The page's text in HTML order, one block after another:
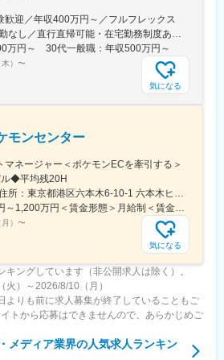
歓迎／年収400万円～／フルフレックス
【本社勤務／基本転勤なし／直行直帰可能・在宅勤務制度あり】東京都品川区西五反田3丁目5番8号 JR目黒MARCビル12階（都営浅草線・JR山手線「五反田駅」より徒歩10分）※宿泊を伴う出張が発生する場合があります
万円～ 30代一般職：年収500万円～
） 〜
気になる
モンセンター
マネージャー＜ポケモンECを牽引する＞
ル◆平均残20H
＜勤務地詳細＞本社住所：東京都港区六本木6-10-1 六本木ヒルズ森タワー47F受動喫煙対策：屋内全面禁煙変更の範囲：会社の定める事業所（リモートワーク含む）
＜予定年収＞800万円～1,200万円＜賃金形態＞月給制＜賃金内訳＞月額（基本給）：598,822円～837,000円固定残業手当/月：109,011円～163,480円（固定残業時間25時間0分/月）超過した時間外労働の残業手当は追加支給＜月給＞707,833円～1,000,480円（一律手当を含む）＜昇給有無＞有＜残業手当＞有賃金はあくまでも目安の金額であり、選考を通じて上下する可能性があります。月給(月額)は固定手当を含めた表記です。
） 〜
気になる
ングしています（非公開求人は除く）。
）～2026/8/10（月）
よりも前に求人募集が終了していることもご
トから応募はできませんので、あらかじめご
メディア業界の人気求人ランキン